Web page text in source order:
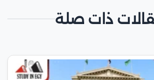
ذات صلة